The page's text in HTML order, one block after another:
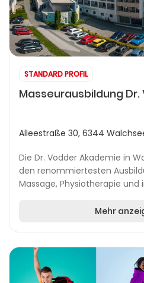
STANDARD PROFIL
Masseurausbildung
Alleestraße 30, 6344
Die Dr. Vodder Akademie in
den renommiertesten
Massage, Physiotherapie und
Mehr